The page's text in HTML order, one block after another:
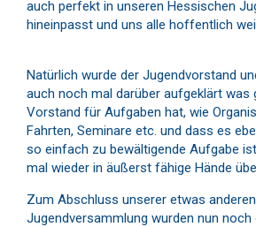
auch perfekt in unseren Hessischen
hineinpasst und uns alle hoffentlich
Natürlich wurde der Jugendvorstand
auch noch mal darüber aufgeklärt was
Vorstand für Aufgaben hat, wie
Fahrten, Seminare etc. und dass es
so einfach zu bewältigende Aufgabe
mal wieder in äußerst fähige Hände
Zum Abschluss unserer etwas
Jugendversammlung wurden nun noch